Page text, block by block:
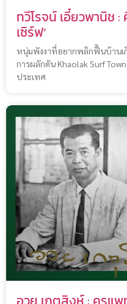
ทวีโรจน์ เอี๋ยวพานิช
เซิร์ฟ’
หนุ่มพังงาที่อยากพลิกฟื้นบ้านเ
การผลักดัน Khaolak Surf
ประเทศ